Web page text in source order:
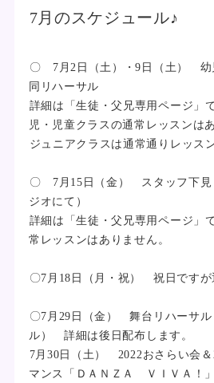
7月のスケジュール♪
〇 7月2日（土）・9日（土）
同リハーサル
詳細は「生徒・父兄専用ページ」
児・児童クラスの通常レッスンは
ジュニアクラスは通常通りレッス
〇 7月15日（金） スタッフ下見
ジオにて）
詳細は「生徒・父兄専用ページ」
常レッスンはありません。
〇7月18日（月・祝） 祝日ですが
〇7月29日（金） 舞台リハーサル
ル） 詳細は後日配布します。
7月30日（土） 2022おさらい会
マンス「ＤＡＮＺＡ ＶＩＶＡ！」